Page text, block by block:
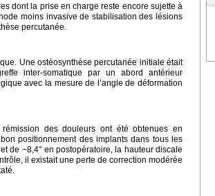
dont la prise en charge reste encore sujette à
moins invasive de stabilisation des lésions
percutanée.
Une ostéosynthèse percutanée initiale était
inter-somatique par un abord antérieur
avec la mesure de l’angle de déformation
des douleurs ont été obtenues en
positionnement des implants dans tous les
de −8,4° en postopératoire, la hauteur discale
il existait une perte de correction modérée